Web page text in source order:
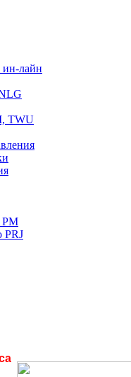
лайн
TWU
PM
PRJ